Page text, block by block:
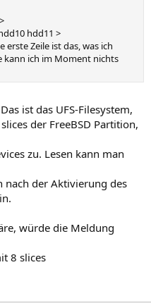
hdd11 >
Zeile ist das, was ich
kann ich im Moment nichts
ist das UFS-Filesystem,
der FreeBSD Partition,
zu. Lesen kann man
nach der Aktivierung des
würde die Meldung
8 slices